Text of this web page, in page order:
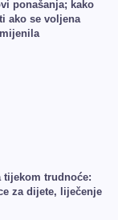
ponašanja; kako
ako se voljena
tijekom trudnoće:
za dijete, liječenje